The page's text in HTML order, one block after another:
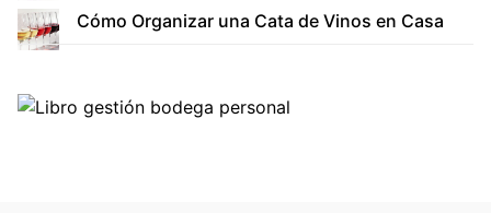
Cómo Organizar una Cata de Vinos en Casa